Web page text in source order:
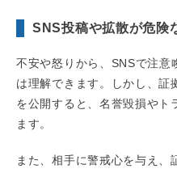
SNS投稿や拡散が危険
不安や怒りから、SNSで注意
は理解できます。しかし、証
を公開すると、名誉毀損やト
ます。
また、相手に警戒心を与え、